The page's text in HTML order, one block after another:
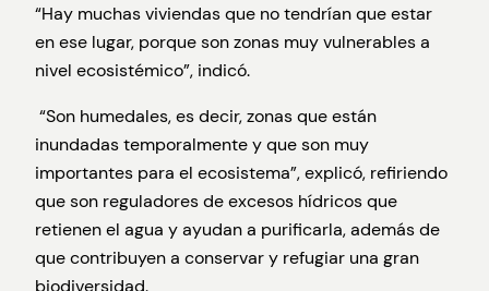
“Hay muchas viviendas que no tendrían que estar
en ese lugar, porque son zonas muy vulnerables a
nivel ecosistémico”, indicó.
“Son humedales, es decir, zonas que están
inundadas temporalmente y que son muy
importantes para el ecosistema”, explicó, refiriendo
que son reguladores de excesos hídricos que
retienen el agua y ayudan a purificarla, además de
que contribuyen a conservar y refugiar una gran
biodiversidad.